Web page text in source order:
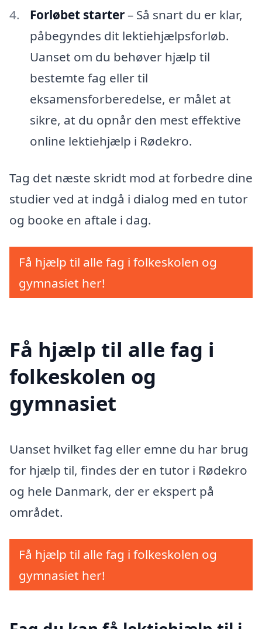
Forløbet starter– Så snart du er klar,
påbegyndes dit lektiehjælpsforløb.
Uanset om du behøver hjælp til
bestemte fag eller til
eksamensforberedelse, er målet at
sikre, at du opnår den mest effektive
online lektiehjælp i Rødekro.
Tag det næste skridt mod at forbedre dine
studier ved at indgå i dialog med en tutor
og booke en aftale i dag.
Få hjælp til alle fag i folkeskolen og
gymnasiet her!
Få hjælp til alle fag i
folkeskolen og
gymnasiet
Uanset hvilket fag eller emne du har brug
for hjælp til, findes der en tutor i Rødekro
og hele Danmark, der er ekspert på
området.
Få hjælp til alle fag i folkeskolen og
gymnasiet her!